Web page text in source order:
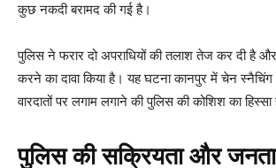
कुछ नकदी बरामद की गई है।
पुलिस ने फरार दो अपराधियों की तलाश तेज कर दी है
करने का दावा किया है। यह घटना कानपुर में चेन
वारदातों पर लगाम लगाने की पुलिस की कोशिश का हिस्सा
पुलिस की सक्रियता और